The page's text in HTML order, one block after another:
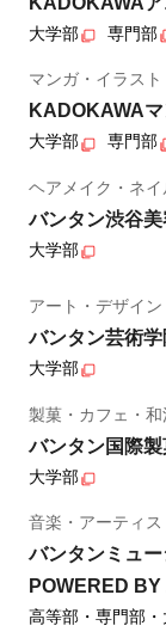
大学部 専門部
マンガ・イラス
KADOKAWA
大学部 専門部
ヘアメイク・ネ
バンタン渋谷
大学部
アート・デザイ
バンタン芸術学
大学部
製菓・カフェ・和
バンタン国際
大学部
音楽・アーティ
バンタンミュ
POWERED
高等部・専門部